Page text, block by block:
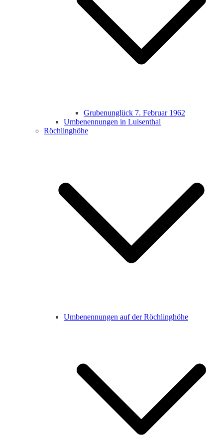
Grubenunglück 7. Februar 1962
Umbenennungen in Luisenthal
Röchlinghöhe
Umbenennungen auf der Röchlinghöhe